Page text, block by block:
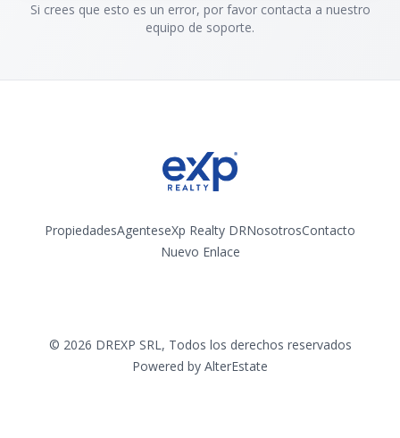
Si crees que esto es un error, por favor contacta a nuestro
equipo de soporte.
PropiedadesAgenteseXp Realty DRNosotrosContacto
Nuevo Enlace
© 2026 DREXP SRL, Todos los derechos reservados
Powered by AlterEstate